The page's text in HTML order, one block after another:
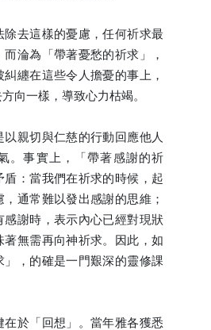
除去這樣的憂慮，任何祈求最
淪為「帶著憂愁的祈求」，
纏在這些令人擔憂的事上，
向一樣，導致心力枯竭。
以親切與仁慈的行動回應他人
。事實上，「帶著感謝的祈
盾：當我們在祈求的時候，起
通常難以發出感謝的思維；
感謝時，表示內心已經對現狀
著無需再向神祈求。因此，如
」，的確是一門艱深的靈修課
在於「回想」。當年雅各獲悉